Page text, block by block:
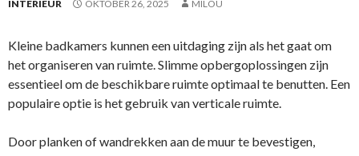
INTERIEUR OKTOBER 26, 2025 MILOU
Kleine badkamers kunnen een uitdaging zijn als het gaat om
het organiseren van ruimte. Slimme opbergoplossingen zijn
essentieel om de beschikbare ruimte optimaal te benutten. Een
populaire optie is het gebruik van verticale ruimte.
Door planken of wandrekken aan de muur te bevestigen,